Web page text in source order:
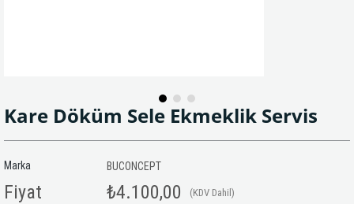
Kare Döküm Sele Ekmeklik Servis
Marka BUCONCEPT
Fiyat ₺4.100,00 (KDV Dahil)